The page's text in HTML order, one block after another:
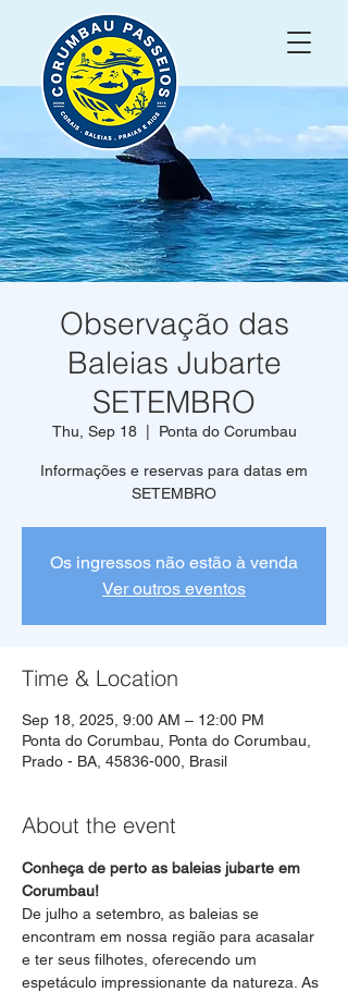
Observação das
Baleias Jubarte
SETEMBRO
Thu, Sep 18
  |
Ponta do Corumbau
Informações e reservas para datas em
SETEMBRO
Os ingressos não estão à venda
Ver outros eventos
Time & Location
Sep 18, 2025, 9:00 AM – 12:00 PM
Ponta do Corumbau, Ponta do Corumbau,
Prado - BA, 45836-000, Brasil
About the event
Conheça de perto as baleias jubarte em
Corumbau!
De julho a setembro, as baleias se
encontram em nossa região para acasalar
e ter seus filhotes, oferecendo um
espetáculo impressionante da natureza. As